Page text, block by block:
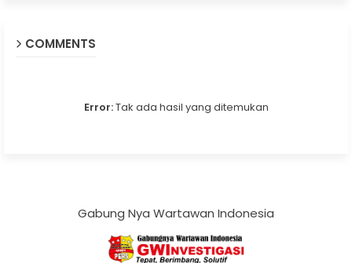
COMMENTS
Error:Tak ada hasil yang ditemukan
Gabung Nya Wartawan Indonesia